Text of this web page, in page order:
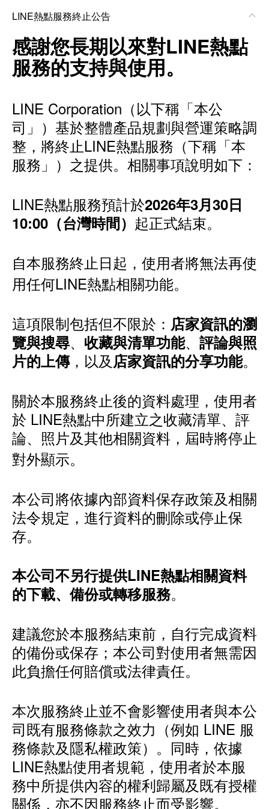
LINE熱點服務終止公告
感謝您長期以來對LINE熱點
服務的支持與使用。
LINE Corporation（以下稱「本公
司」）基於整體產品規劃與營運策略調
整，將終止LINE熱點服務（下稱「本
服務」）之提供。相關事項說明如下：
LINE熱點服務預計於2026年3月30日
10:00（台灣時間） 起正式結束。
自本服務終止日起，使用者將無法再使
用任何LINE熱點相關功能。
這項限制包括但不限於： 店家資訊的瀏
覽與搜尋、 收藏與清單功能、 評論與照
片的上傳，以及店家資訊的分享功能。
關於本服務終止後的資料處理，使用者
於 LINE熱點中所建立之收藏清單、評
論、照片及其他相關資料，屆時將停止
對外顯示。
本公司將依據內部資料保存政策及相關
法令規定，進行資料的刪除或停止保
存。
本公司不另行提供LINE熱點相關資料
的下載、備份或轉移服務。
建議您於本服務結束前，自行完成資料
的備份或保存；本公司對使用者無需因
此負擔任何賠償或法律責任。
本次服務終止並不會影響使用者與本公
司既有服務條款之效力（例如 LINE 服
務條款及隱私權政策）。同時，依據
LINE熱點使用者規範，使用者於本服
務中所提供內容的權利歸屬及既有授權
關係，亦不因服務終止而受影響。